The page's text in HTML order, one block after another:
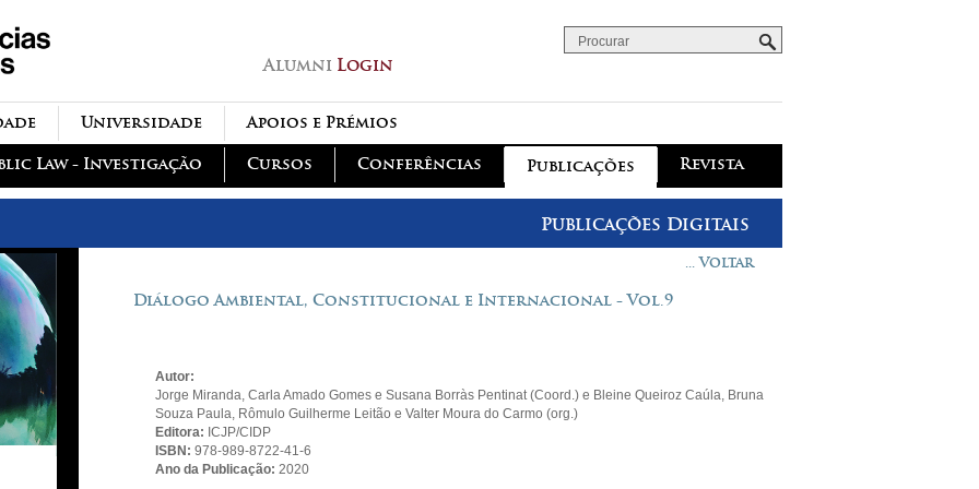
Alumni Login
Formulário de procura
Apoios e Prémios
Universidade
Revista
Publicações
Conferências
Cursos
Law - Investigação
Publicações Digitais
... Voltar
Diálogo Ambiental, Constitucional e Internacional - Vol.9
Autor:
Jorge Miranda, Carla Amado Gomes e Susana Borràs Pentinat (Coord.) e Bleine Queiroz Caúla, Bruna
Souza Paula, Rômulo Guilherme Leitão e Valter Moura do Carmo (org.)
Editora: ICJP/CIDP
ISBN:978-989-8722-41-6
Ano da Publicação: 2020